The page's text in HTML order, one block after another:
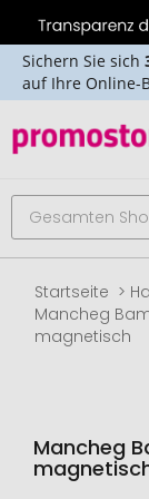
Sichern Sie sich
auf Ihre Online-
Startseite
Mancheg
magnetisch
Mancheg